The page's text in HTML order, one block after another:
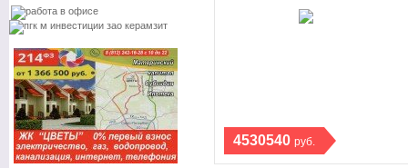
4530540 руб.